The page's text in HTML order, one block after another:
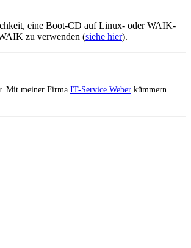
eine Boot-CD auf Linux- oder WAIK-
zu verwenden (siehe hier).
Mit meiner Firma IT-Service Weber kümmern